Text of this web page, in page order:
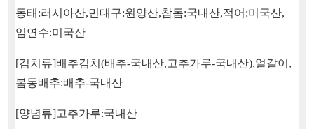
동태 :러시아산,민대구:원양산,참돔:국내산,적어 :미국산,
임연수:미국산
[김치류]배추김치 (배추-국내산,고추가루-국내산),얼갈이 ,
봄동배추:배추-국내산
[양념류]고추가루:국내산